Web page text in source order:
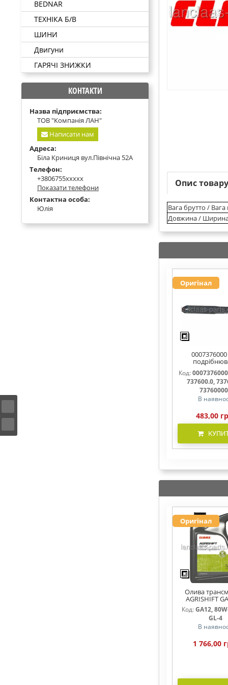
Опис товару
Вага брутто / Вага
Довжина /
Оригінал
737600,
737600.1,
Код:
737600.0,
В
483,00
Оригінал
Олива
AGRISHIFT
Код:GA12,
GL-4
В
1 766,00
BEDNAR
ТЕХНІКА Б/В
ШИНИ
Двигуни
ГАРЯЧІ ЗНИЖКИ
КОНТАКТИ
Назва підприємства:
ТОВ "Компанія ЛАН"
Написати нам
Адреса:
Біла Криниця вул.Північна 52А
Телефон:
+3806755xxxxx
Показати телефони
Контактна особа:
Юлія